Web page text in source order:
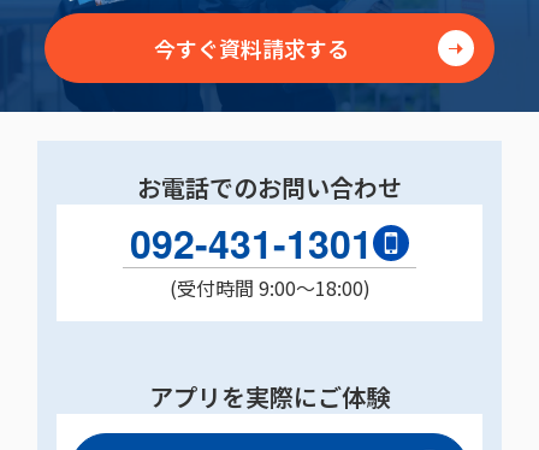
今すぐ資料請求する
お電話でのお問い合わせ
092-431-1301
(受付時間 9:00〜18:00)
アプリを実際にご体験